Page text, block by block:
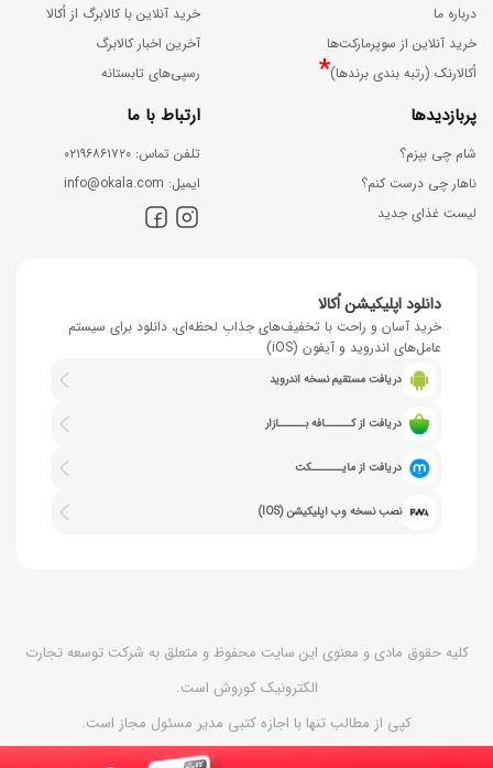
درباره ما
خرید آنلاین از سوپرمارکت‌ها
اُکالارنک (رتبه بندی برندها)*
خرید آنلاین با کالابرگ از اُکالا
آخرین اخبار کالابرگ
رسپی‌های تابستانه
پربازدیدها
شام چی بپزم؟
ناهار چی درست کنم؟
لیست غذای جدید
ارتباط با ما
ﺗﻠﻔﻦ ﺗﻤﺎس: ۰۲۱۹۶۸۶۱۷۲۰
اﯾﻤﯿﻞ: info@okala.com
دانلود اپلیکیشن اُکالا
خرید آسان و راحت با تخفیف‌های جذابِ لحظه‌ای، دانلود برای سیستم
عامل‌های اندروید و آیفون (iOS)
دریافت مستقیم نسخه اندروید
دریافت از کــــــافه بــــــازار
دریافت از مایـــــــکت
نصب نسخه وب اپلیکیشن (IOS)
کلیه حقوق مادی و معنوی این سایت محفوظ و متعلق به شرکت توسعه تجارت
الکترونیک کوروش است.
کپی از مطالب تنها با اجازه کتبی مدیر مسئول مجاز است.